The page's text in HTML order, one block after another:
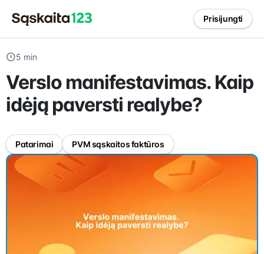
Prisijungti
5 min
Verslo manifestavimas. Kaip
idėją paversti realybe?
Patarimai PVM sąskaitos faktūros